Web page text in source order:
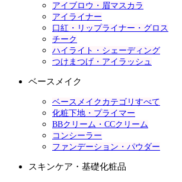
アイブロウ・眉マスカラ
アイライナー
口紅・リップライナー・グロス
チーク
ハイライト・シェーディング
つけまつげ・アイラッシュ
ベースメイク
ベースメイクカテゴリすべて
化粧下地・プライマー
BBクリーム・CCクリーム
コンシーラー
ファンデーション・パウダー
スキンケア・基礎化粧品